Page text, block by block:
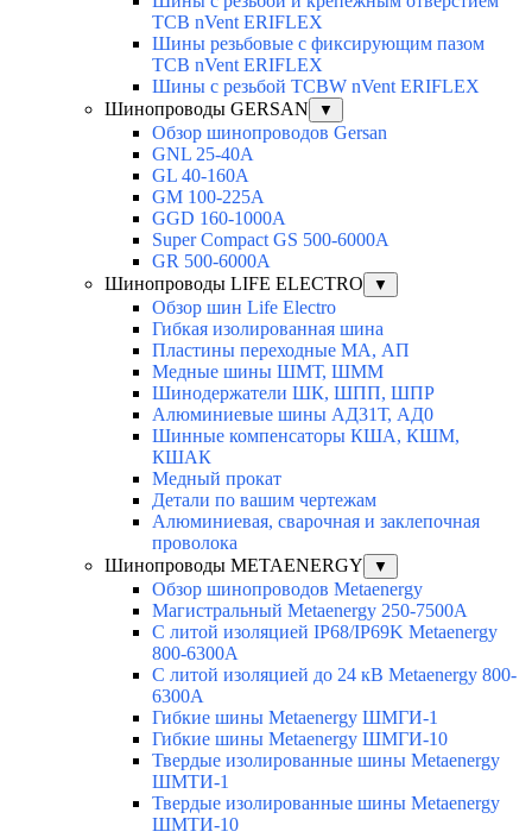
TCB nVent ERIFLEX
Шины резьбовые с фиксирующим пазом
TCB nVent ERIFLEX
Шины с резьбой TCBW nVent ERIFLEX
Шинопроводы GERSAN
▼
Обзор шинопроводов Gersan
GNL 25-40A
GL 40-160A
GM 100-225A
GGD 160-1000A
Super Compact GS 500-6000A
GR 500-6000A
Шинопроводы LIFE ELECTRO
▼
Обзор шин Life Electro
Гибкая изолированная шина
Пластины переходные МА, АП
Медные шины ШМТ, ШММ
Шинодержатели ШК, ШПП, ШПР
Алюминиевые шины АД31Т, АД0
Шинные компенсаторы КША, КШМ,
КШАК
Медный прокат
Детали по вашим чертежам
Алюминиевая, cварочная и заклепочная
проволока
Шинопроводы METAENERGY
▼
Обзор шинопроводов Metaenergy
Магистральный Metaenergy 250-7500A
С литой изоляцией IP68/IP69K Metaenergy
800-6300A
С литой изоляцией до 24 кВ Metaenergy 800-
6300A
Гибкие шины Metaenergy ШМГИ-1
Гибкие шины Metaenergy ШМГИ-10
Твердые изолированные шины Metaenergy
ШМТИ-1
Твердые изолированные шины Metaenergy
ШМТИ-10